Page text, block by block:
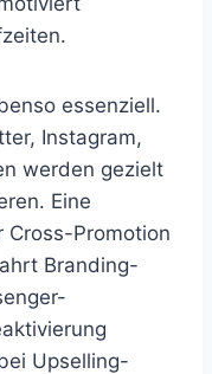
essenziell.
Instagram,
werden gezielt
Eine
Cross-Promotion
Branding-
Upselling-